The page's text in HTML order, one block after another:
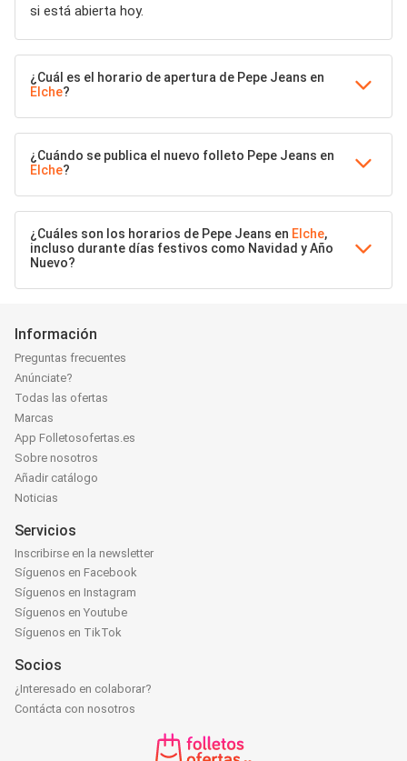
si está abierta hoy.
¿Cuál es el horario de apertura de Pepe Jeans en
Elche?
¿Cuándo se publica el nuevo folleto Pepe Jeans en
Elche?
¿Cuáles son los horarios de Pepe Jeans en Elche,
incluso durante días festivos como Navidad y Año
Nuevo?
Información
Preguntas frecuentes
Anúnciate?
Todas las ofertas
Marcas
App Folletosofertas.es
Sobre nosotros
Añadir catálogo
Noticias
Servicios
Inscribirse en la newsletter
Síguenos en Facebook
Síguenos en Instagram
Síguenos en Youtube
Síguenos en TikTok
Socios
¿Interesado en colaborar?
Contácta con nosotros